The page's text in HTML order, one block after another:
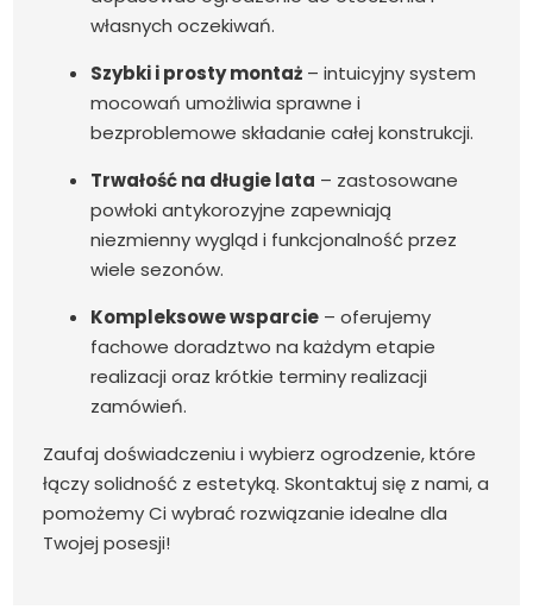
własnych oczekiwań.
Szybki i prosty montaż – intuicyjny system
mocowań umożliwia sprawne i
bezproblemowe składanie całej konstrukcji.
Trwałość na długie lata – zastosowane
powłoki antykorozyjne zapewniają
niezmienny wygląd i funkcjonalność przez
wiele sezonów.
Kompleksowe wsparcie – oferujemy
fachowe doradztwo na każdym etapie
realizacji oraz krótkie terminy realizacji
zamówień.
Zaufaj doświadczeniu i wybierz ogrodzenie, które
łączy solidność z estetyką. Skontaktuj się z nami, a
pomożemy Ci wybrać rozwiązanie idealne dla
Twojej posesji!